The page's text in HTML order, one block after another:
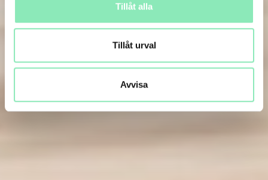
Tillåt alla
Tillåt urval
Avvisa